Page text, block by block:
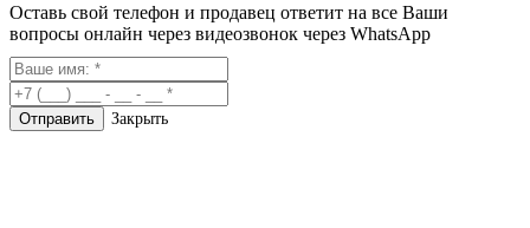
Оставь свой телефон и продавец ответит на все Ваши
вопросы онлайн через видеозвонок через WhatsApp
Закрыть